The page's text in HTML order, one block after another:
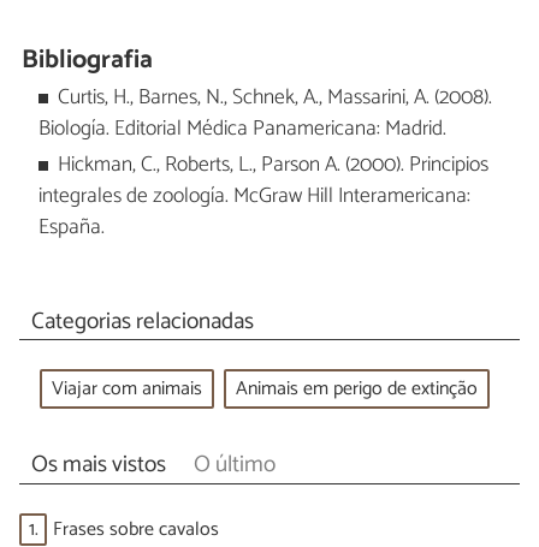
Bibliografia
Curtis, H., Barnes, N., Schnek, A., Massarini, A. (2008).
Biología. Editorial Médica Panamericana: Madrid.
Hickman, C., Roberts, L., Parson A. (2000). Principios
integrales de zoología. McGraw Hill Interamericana:
España.
Categorias relacionadas
Viajar com animais Animais em perigo de extinção
Os mais vistos O último
1. Frases sobre cavalos